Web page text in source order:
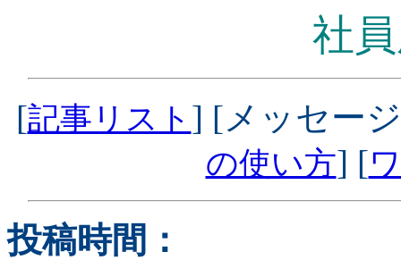
社
[記事リスト ] [メッセー
の使い方] [
投稿時間：